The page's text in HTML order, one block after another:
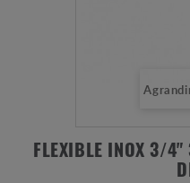
FLEXIBLE INOX 3/4"